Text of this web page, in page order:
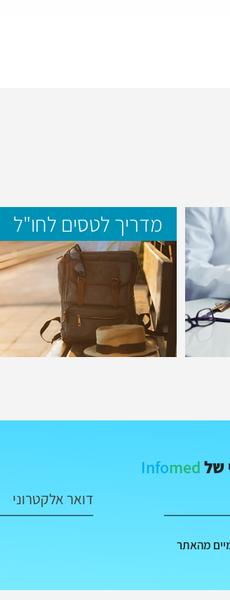
מדריך לטסים לחו"ל
של Infomed
דואר אלקטרוני
מהאתר